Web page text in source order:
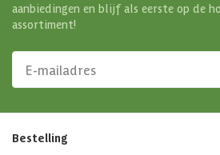
aanbiedingen en blijf als eerste op de
assortiment!
Bestelling